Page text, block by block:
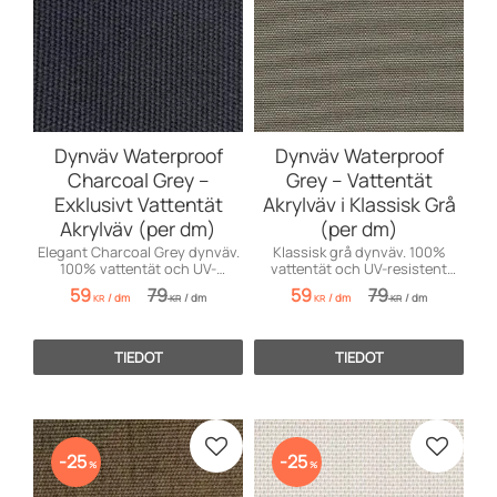
Dynväv Waterproof
Charcoal Grey –
Exklusivt Vattentät
Akrylväv (per dm)
Elegant Charcoal Grey dynväv.
100% vattentät och UV-
resistent för båtdynor och
utemöbler i toppklass.
59KR /dm 79KR /dm
TIEDOT
Dynväv Waterproof
Grey – Vattentät
Akrylväv i Klassisk Grå
(per dm)
Klassisk grå dynväv. 100%
vattentät och UV-resistent
premiumväv för slitstarka
båtdynor och utemöbler.
59KR /dm 79KR /dm
TIEDOT
25% Lisää suosikiksi
25% Lisää